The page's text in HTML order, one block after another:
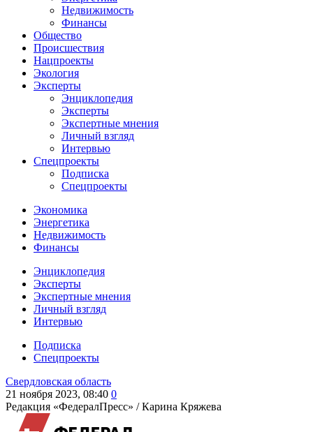
Недвижимость
Финансы
Общество
Происшествия
Нацпроекты
Экология
Эксперты
Энциклопедия
Эксперты
Экспертные мнения
Личный взгляд
Интервью
Спецпроекты
Подписка
Спецпроекты
Экономика
Энергетика
Недвижимость
Финансы
Энциклопедия
Эксперты
Экспертные мнения
Личный взгляд
Интервью
Подписка
Спецпроекты
Свердловская область
21 ноября 2023, 08:40 0
Редакция «ФедералПресс» /Карина Кряжева